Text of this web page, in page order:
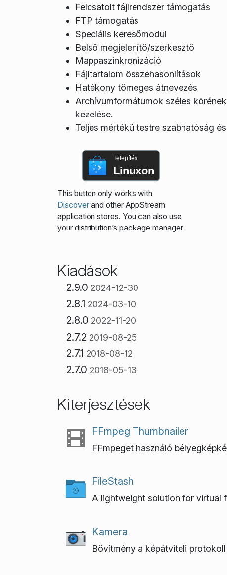
Felcsatolt fájlrendszer támogatás
FTP támogatás
Speciális keresőmodul
Belső megjelenítő/szerkesztő
Mappaszinkronizáció
Fájltartalom összehasonlítások
Hatékony tömeges átnevezés
Archívumformátumok széles
kezelése.
Teljes mértékű testre szabhatóság
Telepítés
Linuxon
This button only works with
Discoverand other AppStream
application stores. You can also use
your distribution’s package manager.
Kiadások
2.9.0 2024-12-30
2.8.1 2024-03-10
2.8.0 2022-11-20
2.7.2 2019-08-25
2.7.1 2018-08-12
2.7.0 2018-05-13
Kiterjesztések
FFmpeg Thumbnailer
FFmpeget használó
FileStash
A lightweight solution for virtual
Kamera
Bővítmény a képátviteli